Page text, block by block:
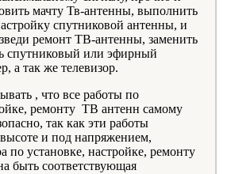
мачту Тв-антенны, выполнить
спутниковой антенны, и
ремонт ТВ-антенны, заменить
спутниковый или эфирный
а так же телевизор.
, что все работы по
ремонту ТВ антенн самому
так как эти работы
и под напряжением,
по установке, настройке, ремонту
быть соответствующая